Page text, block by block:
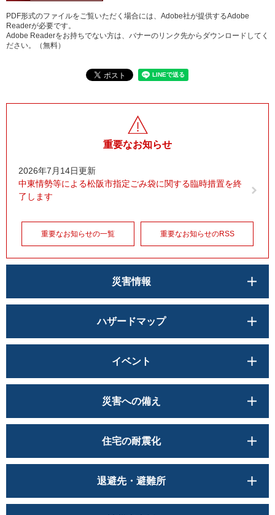
PDF形式のファイルをご覧いただく場合には、Adobe社が提供するAdobe
Readerが必要です。
Adobe Readerをお持ちでない方は、バナーのリンク先からダウンロードしてく
ださい。（無料）
重要なお知らせ
2026年7月14日更新
中東情勢等による松阪市指定ごみ袋に関する臨時措置を終
了します
重要なお知らせの一覧 重要なお知らせのRSS
災害情報
ハザードマップ
イベント
災害への備え
住宅の耐震化
退避先・避難所